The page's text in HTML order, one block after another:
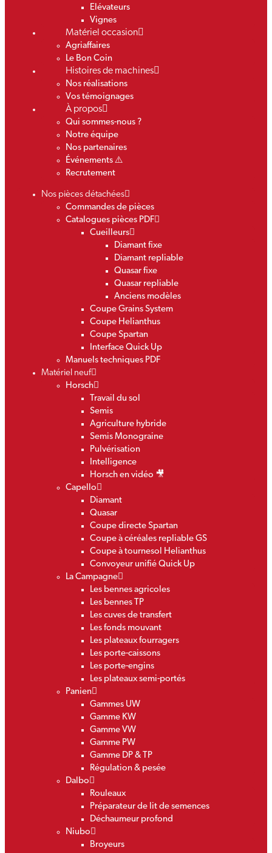
Elévateurs
Vignes
Matériel occasion
Agriaffaires
Le Bon Coin
Histoires de machines
Nos réalisations
Vos témoignages
À propos
Qui sommes-nous ?
Notre équipe
Nos partenaires
Événements ⚠️
Recrutement
Nos pièces détachées
Commandes de pièces
Catalogues pièces PDF
Cueilleurs
Diamant fixe
Diamant repliable
Quasar fixe
Quasar repliable
Anciens modèles
Coupe Grains System
Coupe Helianthus
Coupe Spartan
Interface Quick Up
Manuels techniques PDF
Matériel neuf
Horsch
Travail du sol
Semis
Agriculture hybride
Semis Monograine
Pulvérisation
Intelligence
Horsch en vidéo 🎥
Capello
Diamant
Quasar
Coupe directe Spartan
Coupe à céréales repliable GS
Coupe à tournesol Helianthus
Convoyeur unifié Quick Up
La Campagne
Les bennes agricoles
Les bennes TP
Les cuves de transfert
Les fonds mouvant
Les plateaux fourragers
Les porte-caissons
Les porte-engins
Les plateaux semi-portés
Panien
Gammes UW
Gamme KW
Gamme VW
Gamme PW
Gamme DP & TP
Régulation & pesée
Dalbo
Rouleaux
Préparateur de lit de semences
Déchaumeur profond
Niubo
Broyeurs